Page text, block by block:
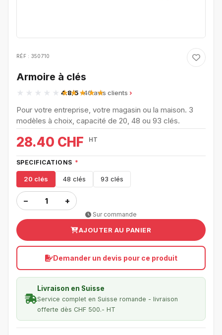
RÉF : 350710
Armoire à clés
4.8/5· 40 avis clients
Pour votre entreprise, votre magasin ou la maison. 3
modèles à choix, capacité de 20, 48 ou 93 clés.
28.40 CHF HT
SPECIFICATIONS *
20 clés 48 clés 93 clés
− +
Sur commande
AJOUTER AU PANIER
Demander un devis pour ce produit
Livraison en Suisse
Service complet en Suisse romande - livraison
offerte dès CHF 500.- HT